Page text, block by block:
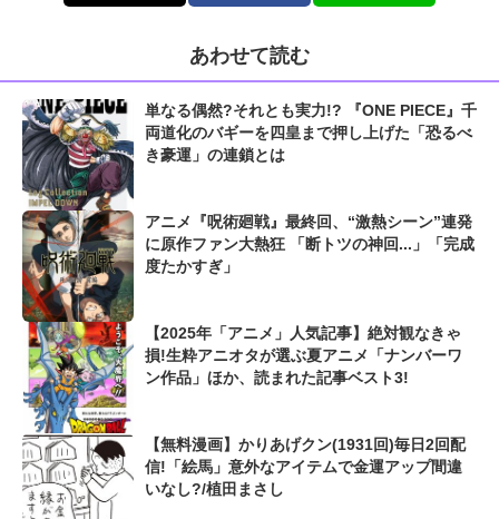
あわせて読む
単なる偶然?それとも実力!? 『ONE PIECE』千
両道化のバギーを四皇まで押し上げた「恐るべ
き豪運」の連鎖とは
アニメ『呪術廻戦』最終回、“激熱シーン”連発
に原作ファン大熱狂 「断トツの神回...」「完成
度たかすぎ」
【2025年「アニメ」人気記事】絶対観なきゃ
損!生粋アニオタが選ぶ夏アニメ「ナンバーワ
ン作品」ほか、読まれた記事ベスト3!
【無料漫画】かりあげクン(1931回)毎日2回配
信!「絵馬」意外なアイテムで金運アップ間違
いなし?/植田まさし